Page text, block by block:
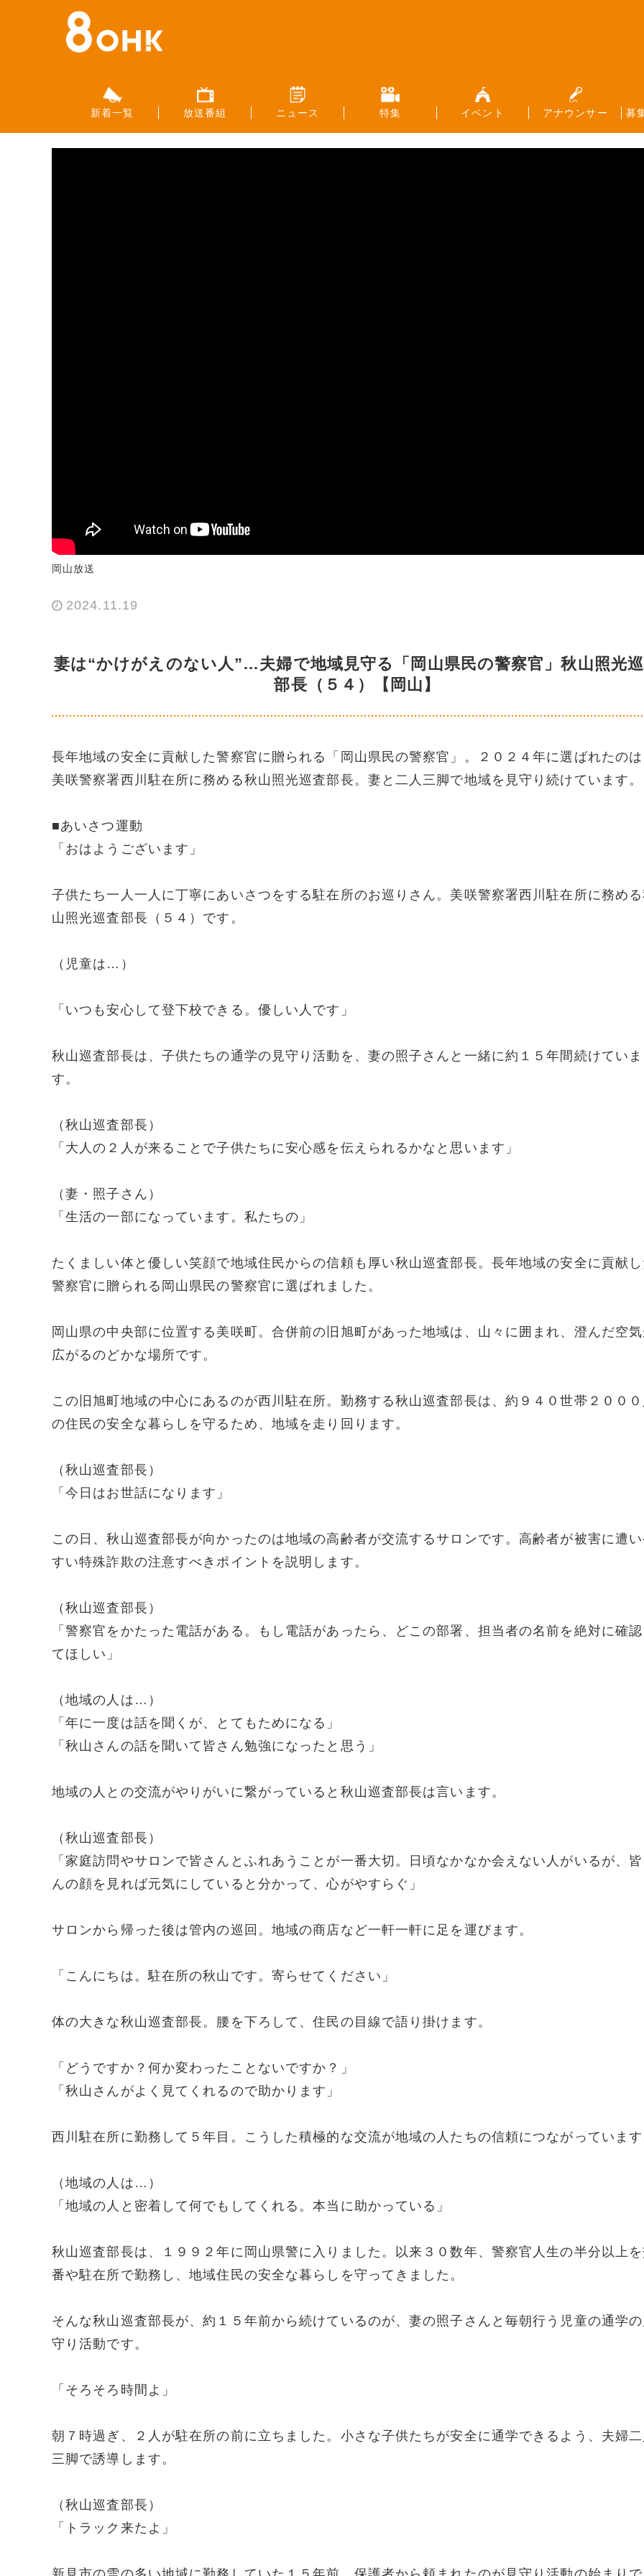
新着一覧 放送番組 ニュース 特集 イベント アナウンサー 募
岡山放送
2024.11.19
妻は“かけがえのない人”…夫婦で地域見守る「岡山県民の警察官」秋山照光
部長（５４）【岡山】
長年地域の安全に貢献した警察官に贈られる「岡山県民の警察官」。２０２４年に選ばれたの
美咲警察署西川駐在所に務める秋山照光巡査部長。妻と二人三脚で地域を見守り続けています。
■あいさつ運動
「おはようございます」
子供たち一人一人に丁寧にあいさつをする駐在所のお巡りさん。美咲警察署西川駐在所に務め
山照光巡査部長（５４）です。
（児童は…）
「いつも安心して登下校できる。優しい人です」
秋山巡査部長は、子供たちの通学の見守り活動を、妻の照子さんと一緒に約１５年間続けていま
す。
（秋山巡査部長）
「大人の２人が来ることで子供たちに安心感を伝えられるかなと思います」
（妻・照子さん）
「生活の一部になっています。私たちの」
たくましい体と優しい笑顔で地域住民からの信頼も厚い秋山巡査部長。長年地域の安全に貢献
警察官に贈られる岡山県民の警察官に選ばれました。
岡山県の中央部に位置する美咲町。合併前の旧旭町があった地域は、山々に囲まれ、澄んだ空
広がるのどかな場所です。
この旧旭町地域の中心にあるのが西川駐在所。勤務する秋山巡査部長は、約９４０世帯２００
の住民の安全な暮らしを守るため、地域を走り回ります。
（秋山巡査部長）
「今日はお世話になります」
この日、秋山巡査部長が向かったのは地域の高齢者が交流するサロンです。高齢者が被害に遭
すい特殊詐欺の注意すべきポイントを説明します。
（秋山巡査部長）
「警察官をかたった電話がある。もし電話があったら、どこの部署、担当者の名前を絶対に確
てほしい」
（地域の人は…）
「年に一度は話を聞くが、とてもためになる」
「秋山さんの話を聞いて皆さん勉強になったと思う」
地域の人との交流がやりがいに繋がっていると秋山巡査部長は言います。
（秋山巡査部長）
「家庭訪問やサロンで皆さんとふれあうことが一番大切。日頃なかなか会えない人がいるが、
んの顔を見れば元気にしていると分かって、心がやすらぐ」
サロンから帰った後は管内の巡回。地域の商店など一軒一軒に足を運びます。
「こんにちは。駐在所の秋山です。寄らせてください」
体の大きな秋山巡査部長。腰を下ろして、住民の目線で語り掛けます。
「どうですか？何か変わったことないですか？」
「秋山さんがよく見てくれるので助かります」
西川駐在所に勤務して５年目。こうした積極的な交流が地域の人たちの信頼につながっていま
（地域の人は…）
「地域の人と密着して何でもしてくれる。本当に助かっている」
秋山巡査部長は、１９９２年に岡山県警に入りました。以来３０数年、警察官人生の半分以上
番や駐在所で勤務し、地域住民の安全な暮らしを守ってきました。
そんな秋山巡査部長が、約１５年前から続けているのが、妻の照子さんと毎朝行う児童の通学
守り活動です。
「そろそろ時間よ」
朝７時過ぎ、２人が駐在所の前に立ちました。小さな子供たちが安全に通学できるよう、夫婦
三脚で誘導します。
（秋山巡査部長）
「トラック来たよ」